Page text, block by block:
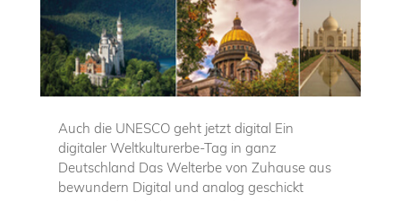
Auch die UNESCO geht jetzt digital Ein
digitaler Weltkulturerbe-Tag in ganz
Deutschland Das Welterbe von Zuhause aus
bewundern Digital und analog geschickt